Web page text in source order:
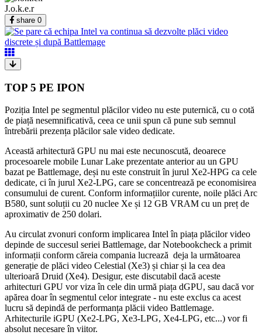
J.o.k.e.r
share 0
TOP 5 PE IPON
Poziția Intel pe segmentul plăcilor video nu este puternică, cu o cotă
de piață nesemnificativă, ceea ce unii spun că pune sub semnul
întrebării prezența plăcilor sale video dedicate.
Această arhitectură GPU nu mai este necunoscută, deoarece
procesoarele mobile Lunar Lake prezentate anterior au un GPU
bazat pe Battlemage, deși nu este construit în jurul Xe2-HPG ca cele
dedicate, ci în jurul Xe2-LPG, care se concentrează pe economisirea
consumului de curent. Conform informațiilor curente, noile plăci Arc
B580, sunt soluții cu 20 nuclee Xe și 12 GB VRAM cu un preț de
aproximativ de 250 dolari.
Au circulat zvonuri conform implicarea Intel în piața plăcilor video
depinde de succesul seriei Battlemage, dar Notebookcheck a primit
informații conform căreia compania lucrează deja la următoarea
generație de plăci video Celestial (Xe3) și chiar și la cea dea
ulterioară Druid (Xe4). Desigur, este discutabil dacă aceste
arhitecturi GPU vor viza în cele din urmă piața dGPU, sau dacă vor
apărea doar în segmentul celor integrate - nu este exclus ca acest
lucru să depindă de performanța plăcii video Battlemage.
Arhitecturile iGPU (Xe2-LPG, Xe3-LPG, Xe4-LPG, etc...) vor fi
absolut necesare în viitor.